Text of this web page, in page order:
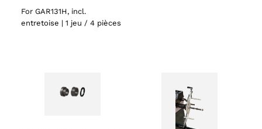
For GAR131H, incl.
entretoise | 1 jeu / 4 pièces